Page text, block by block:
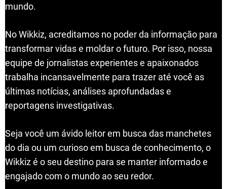
mundo.
No Wikkiz, acreditamos no poder da informação para
transformar vidas e moldar o futuro. Por isso, nossa
equipe de jornalistas experientes e apaixonados
trabalha incansavelmente para trazer até você as
últimas notícias, análises aprofundadas e
reportagens investigativas.
Seja você um ávido leitor em busca das manchetes
do dia ou um curioso em busca de conhecimento, o
Wikkiz é o seu destino para se manter informado e
engajado com o mundo ao seu redor.